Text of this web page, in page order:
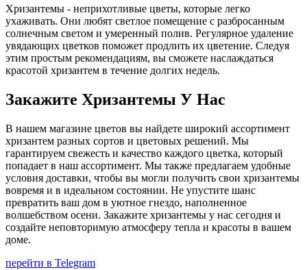
Хризантемы - неприхотливые цветы, которые легко
ухаживать. Они любят светлое помещение с разбросанным
солнечным светом и умеренный полив. Регулярное удаление
увядающих цветков поможет продлить их цветение. Следуя
этим простым рекомендациям, вы сможете наслаждаться
красотой хризантем в течение долгих недель.
Закажите Хризантемы У Нас
В нашем магазине цветов вы найдете широкий ассортимент
хризантем разных сортов и цветовых решений. Мы
гарантируем свежесть и качество каждого цветка, который
попадает в наш ассортимент. Мы также предлагаем удобные
условия доставки, чтобы вы могли получить свои хризантемы
вовремя и в идеальном состоянии. Не упустите шанс
превратить ваш дом в уютное гнездо, наполненное
волшебством осени. Закажите хризантемы у нас сегодня и
создайте неповторимую атмосферу тепла и красоты в вашем
доме.
перейти в Telegram